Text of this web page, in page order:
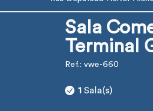
Sala
Terminal
Ref.: vwe-660
1 Sala(s)